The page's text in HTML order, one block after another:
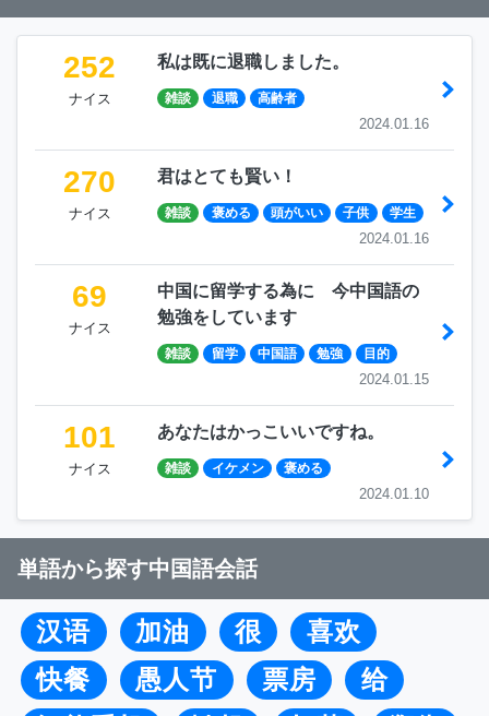
252
ナイス
私は既に退職しました。
雑談 退職 高齢者
2024.01.16
270
ナイス
君はとても賢い！
雑談 褒める 頭がいい 子供 学生
2024.01.16
69
ナイス
中国に留学する為に 今中国語の
勉強をしています
雑談 留学 中国語 勉強 目的
2024.01.15
101
ナイス
あなたはかっこいいですね。
雑談 イケメン 褒める
2024.01.10
単語から探す中国語会話
汉语 加油 很
喜欢
快餐
愚人节 票房
给